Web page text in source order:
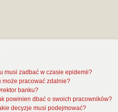
musi zadbać w czasie epidemii?
może pracować zdalnie?
banku?
powinien dbać o swoich pracowników?
decyzje musi podejmować?